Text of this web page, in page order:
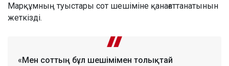
Марқұмның туыстары сот шешіміне қанағаттанатынын
жеткізді.
«Мен соттың бұл шешімімен толықтай